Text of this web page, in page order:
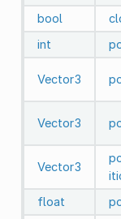
bool
int
Vector3
Vector3
Vector3
float